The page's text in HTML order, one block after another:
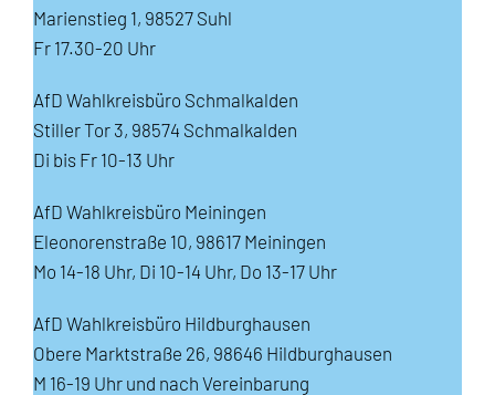
Marienstieg 1, 98527 Suhl
Fr 17.30-20 Uhr
AfD Wahlkreisbüro Schmalkalden
Stiller Tor 3, 98574 Schmalkalden
Di bis Fr 10-13 Uhr
AfD Wahlkreisbüro Meiningen
Eleonorenstraße 10, 98617 Meiningen
Mo 14-18 Uhr, Di 10-14 Uhr, Do 13-17 Uhr
AfD Wahlkreisbüro Hildburghausen
Obere Marktstraße 26, 98646 Hildburghausen
M 16-19 Uhr und nach Vereinbarung